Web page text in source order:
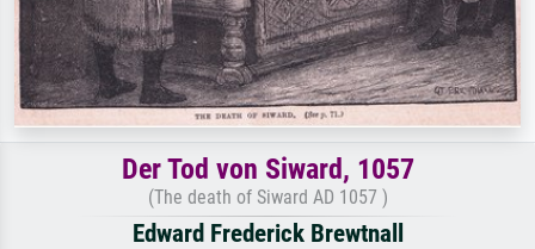
Der Tod von Siward, 1057
(The death of Siward AD 1057 )
Edward Frederick Brewtnall